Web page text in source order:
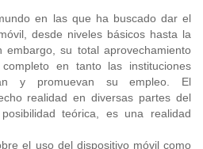
en las que ha buscado dar el
desde niveles básicos hasta la
embargo, su total aprovechamiento
en tanto las instituciones
y promuevan su empleo. El
realidad en diversas partes del
teórica, es una realidad
el uso del dispositivo móvil como